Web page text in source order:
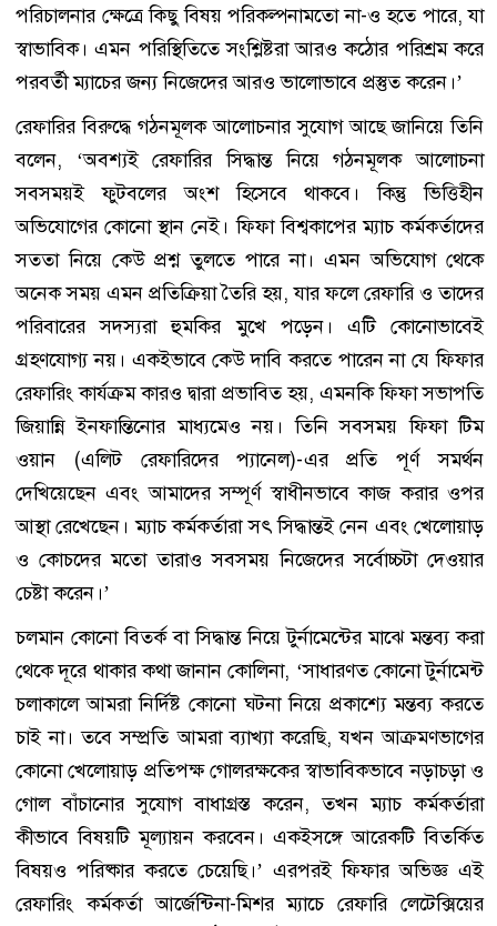
পরিচালনার ক্ষেত্রে কিছু বিষয় পরিকল্পনামতো না-ও হতে পারে, যা
স্বাভাবিক। এমন পরিস্থিতিতে সংশ্লিষ্টরা আরও কঠোর পরিশ্রম করে
পরবর্তী ম্যাচের জন্য নিজেদের আরও ভালোভাবে প্রস্তুত করেন।’
রেফারির বিরুদ্ধে গঠনমূলক আলোচনার সুযোগ আছে জানিয়ে তিনি
বলেন, ‘অবশ্যই রেফারির সিদ্ধান্ত নিয়ে গঠনমূলক আলোচনা
সবসময়ই ফুটবলের অংশ হিসেবে থাকবে। কিন্তু ভিত্তিহীন
অভিযোগের কোনো স্থান নেই। ফিফা বিশ্বকাপের ম্যাচ কর্মকর্তাদের
সততা নিয়ে কেউ প্রশ্ন তুলতে পারে না। এমন অভিযোগ থেকে
অনেক সময় এমন প্রতিক্রিয়া তৈরি হয়, যার ফলে রেফারি ও তাদের
পরিবারের সদস্যরা হুমকির মুখে পড়েন। এটি কোনোভাবেই
গ্রহণযোগ্য নয়। একইভাবে কেউ দাবি করতে পারেন না যে ফিফার
রেফারিং কার্যক্রম কারও দ্বারা প্রভাবিত হয়, এমনকি ফিফা সভাপতি
জিয়ান্নি ইনফান্তিনোর মাধ্যমেও নয়। তিনি সবসময় ফিফা টিম
ওয়ান (এলিট রেফারিদের প্যানেল)-এর প্রতি পূর্ণ সমর্থন
দেখিয়েছেন এবং আমাদের সম্পূর্ণ স্বাধীনভাবে কাজ করার ওপর
আস্থা রেখেছেন। ম্যাচ কর্মকর্তারা সৎ সিদ্ধান্তই নেন এবং খেলোয়াড়
ও কোচদের মতো তারাও সবসময় নিজেদের সর্বোচ্চটা দেওয়ার
চেষ্টা করেন।’
চলমান কোনো বিতর্ক বা সিদ্ধান্ত নিয়ে টুর্নামেন্টের মাঝে মন্তব্য করা
থেকে দূরে থাকার কথা জানান কোলিনা, ‘সাধারণত কোনো টুর্নামেন্ট
চলাকালে আমরা নির্দিষ্ট কোনো ঘটনা নিয়ে প্রকাশ্যে মন্তব্য করতে
চাই না। তবে সম্প্রতি আমরা ব্যাখ্যা করেছি, যখন আক্রমণভাগের
কোনো খেলোয়াড় প্রতিপক্ষ গোলরক্ষকের স্বাভাবিকভাবে নড়াচড়া ও
গোল বাঁচানোর সুযোগ বাধাগ্রস্ত করেন, তখন ম্যাচ কর্মকর্তারা
কীভাবে বিষয়টি মূল্যায়ন করবেন। একইসঙ্গে আরেকটি বিতর্কিত
বিষয়ও পরিষ্কার করতে চেয়েছি।’ এরপরই ফিফার অভিজ্ঞ এই
রেফারিং কর্মকর্তা আর্জেন্টিনা-মিশর ম্যাচে রেফারি লেটেক্সিয়ের